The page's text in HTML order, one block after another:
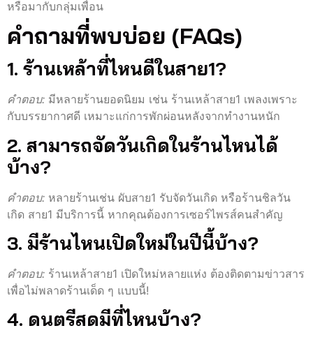
หรือมากับกลุ่มเพื่อน
คำถามที่พบบ่อย (FAQs)
1. ร้านเหล้าที่ไหนดีในสาย1?
คำตอบ: มีหลายร้านยอดนิยม เช่น ร้านเหล้าสาย1 เพลงเพราะ
กับบรรยากาศดี เหมาะแก่การพักผ่อนหลังจากทำงานหนัก
2. สามารถจัดวันเกิดในร้านไหนได้
บ้าง?
คำตอบ: หลายร้านเช่น ผับสาย1 รับจัดวันเกิด หรือร้านชิลวัน
เกิด สาย1 มีบริการนี้ หากคุณต้องการเซอร์ไพรส์คนสำคัญ
3. มีร้านไหนเปิดใหม่ในปีนี้บ้าง?
คำตอบ: ร้านเหล้าสาย1 เปิดใหม่หลายแห่ง ต้องติดตามข่าวสาร
เพื่อไม่พลาดร้านเด็ด ๆ แบบนี้!
4. ดนตรีสดมีที่ไหนบ้าง?